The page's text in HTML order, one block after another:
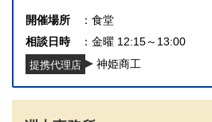
開催場所
食堂
相談日時
金曜 12:15～13:00
提携代理店 神姫商工